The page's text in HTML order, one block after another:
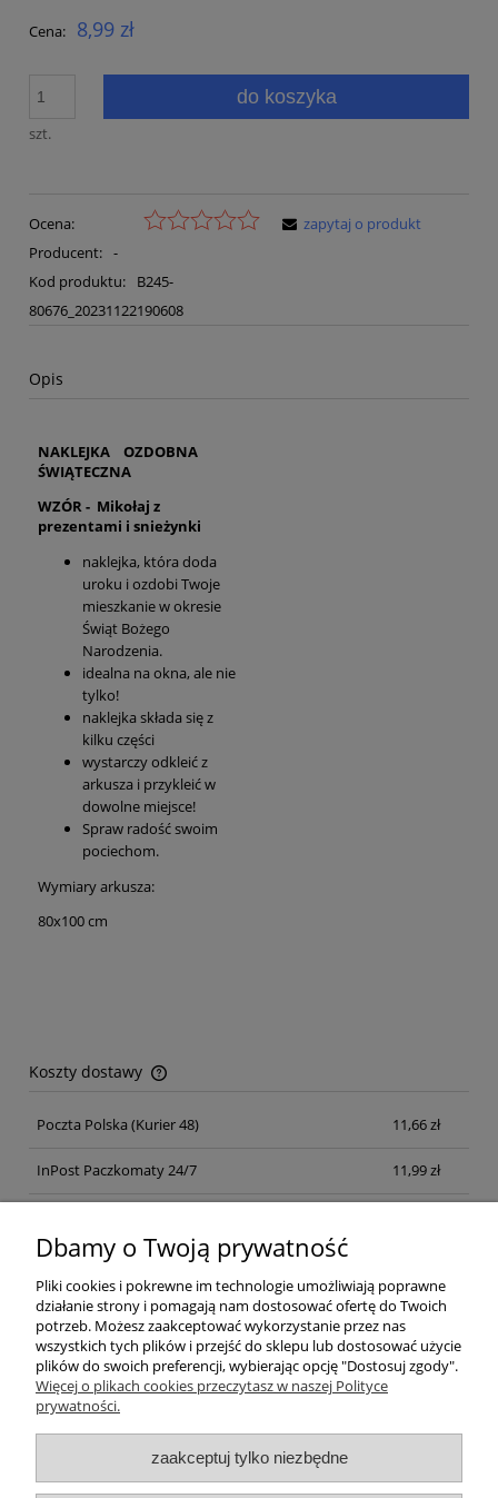
Cena: 8,99 zł
szt.
do koszyka
Ocena:
Producent: -
Kod produktu:
B245-
80676_20231122190608
zapytaj o produkt
Opis
NAKLEJKA OZDOBNA
ŚWIĄTECZNA
WZÓR - Mikołaj z
prezentami i snieżynki
naklejka, która doda
uroku i ozdobi Twoje
mieszkanie w okresie
Świąt Bożego
Narodzenia.
idealna na okna, ale nie
tylko!
naklejka składa się z
kilku części
wystarczy odkleić z
arkusza i przykleić w
dowolne miejsce!
Spraw radość swoim
pociechom.
Wymiary arkusza:
80x100 cm
Koszty dostawy
Cena nie zawiera ewentualnych kosztów płatności
Poczta Polska (Kurier 48) 11,66 zł
InPost Paczkomaty 24/7 11,99 zł
Pomoc
Moje konto
Płatności i dostawa
Dbamy o Twoją prywatność
Pliki cookies i pokrewne im technologie umożliwiają poprawne
działanie strony i pomagają nam dostosować ofertę do Twoich
potrzeb. Możesz zaakceptować wykorzystanie przez nas
wszystkich tych plików i przejść do sklepu lub dostosować użycie
plików do swoich preferencji, wybierając opcję "Dostosuj zgody".
Więcej o plikach cookies przeczytasz w naszej Polityce
prywatności.
zaakceptuj tylko niezbędne